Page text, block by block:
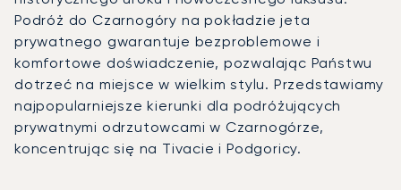
Podróż do Czarnogóry na pokładzie jeta
prywatnego gwarantuje bezproblemowe i
komfortowe doświadczenie, pozwalając Państwu
dotrzeć na miejsce w wielkim stylu. Przedstawiamy
najpopularniejsze kierunki dla podróżujących
prywatnymi odrzutowcami w Czarnogórze,
koncentrując się na Tivacie i Podgoricy.